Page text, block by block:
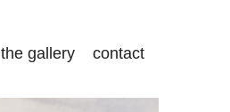
the gallery contact